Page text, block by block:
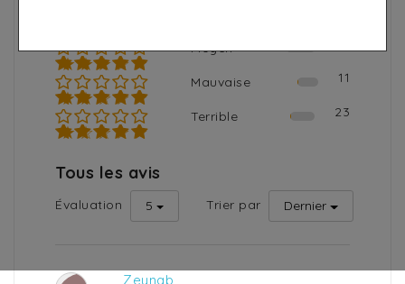
★★★☆☆
Moyen
★★☆☆☆
Mauvaise 11
★☆☆☆☆
Terrible 23
Tous les avis
Évaluation 5 Trier par Dernier
Zeynab